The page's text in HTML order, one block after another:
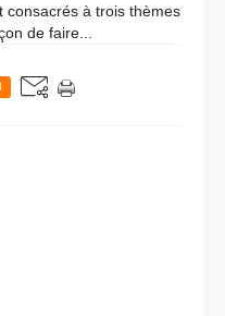
consacrés à trois thèmes
de faire...